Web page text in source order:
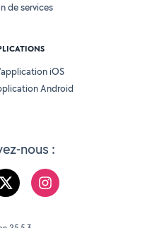
nous :
de services
iOS
Android